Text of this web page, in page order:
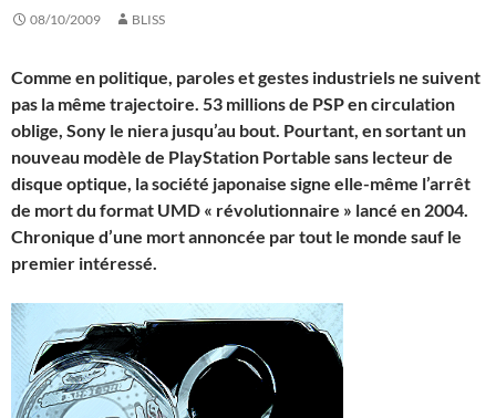
08/10/2009 BLISS
Comme en politique, paroles et gestes industriels ne suivent
pas la même trajectoire. 53 millions de PSP en circulation
oblige, Sony le niera jusqu’au bout. Pourtant, en sortant un
nouveau modèle de PlayStation Portable sans lecteur de
disque optique, la société japonaise signe elle-même l’arrêt
de mort du format UMD « révolutionnaire » lancé en 2004.
Chronique d’une mort annoncée par tout le monde sauf le
premier intéressé.